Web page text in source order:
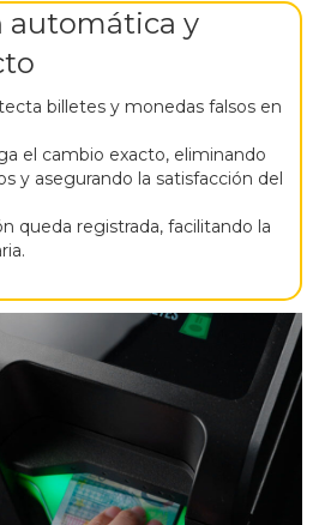
automática y
billetes y monedas falsos en
el cambio exacto, eliminando
y asegurando la satisfacción del
queda registrada, facilitando la